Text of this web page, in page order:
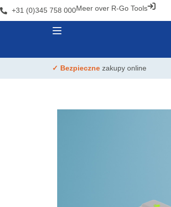
+31 (0)345 758 000Meer over R-Go Tools
✓ Bezpieczne zakupy online